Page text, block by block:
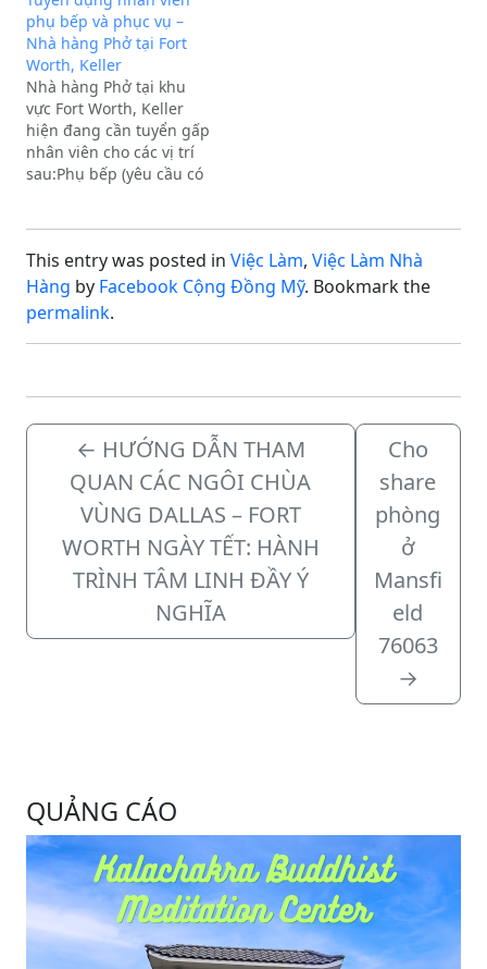
phụ bếp và phục vụ –
Nhà hàng Phở tại Fort
Worth, Keller
Nhà hàng Phở tại khu
vực Fort Worth, Keller
hiện đang cần tuyển gấp
nhân viên cho các vị trí
sau:Phụ bếp (yêu cầu có
người làm ngay. Anh/chị
quan tâm vui lòng inbox
trực tiếp để trao đổi chi…
This entry was posted in Việc Làm, Việc Làm Nhà
Hàng by Facebook Cộng Đồng Mỹ. Bookmark the
permalink.
← HƯỚNG DẪN THAM
QUAN CÁC NGÔI CHÙA
VÙNG DALLAS – FORT
WORTH NGÀY TẾT: HÀNH
TRÌNH TÂM LINH ĐẦY Ý
NGHĨA
Cho
share
phòng
ở
Mansfi
eld
76063
→
QUẢNG CÁO